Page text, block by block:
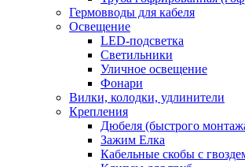
Гермовводы для кабеля
Освещение
LED-подсветка
Светильники
Уличное освещение
Фонари
Вилки, колодки, удлинители
Крепления
Дюбеля (быстрого
Зажим Елка
Кабельные скобы с